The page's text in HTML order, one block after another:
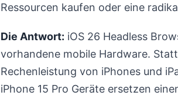
Ressourcen kaufen oder eine
Die Antwort: iOS 26 Headless
vorhandene mobile Hardware.
Rechenleistung von iPhones und
iPhone 15 Pro Geräte ersetzen